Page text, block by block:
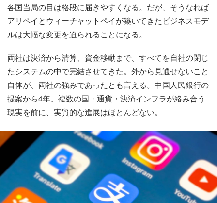
各国当局の目は格段に届きやすくなる。だが、そうなれば
アリペイとウィーチャットペイが築いてきたビジネスモデ
ルは大幅な変更を迫られることになる。
両社は決済から清算、資金移動まで、すべてを自社の閉じ
たシステムの中で完結させてきた。外から見通せないこと
自体が、両社の強みであったとも言える。中国人民銀行の
提案から4年。複数の国・通貨・決済インフラが絡み合う
現実を前に、実質的な進展はほとんどない。